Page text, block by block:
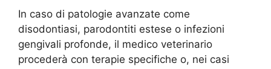
In caso di patologie avanzate come
disodontiasi, parodontiti estese o infezioni
gengivali profonde, il medico veterinario
procederà con terapie specifiche o, nei casi